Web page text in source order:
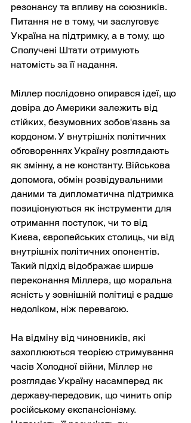
резонансу та впливу на союзників.
Питання не в тому, чи заслуговує
Україна на підтримку, а в тому, що
Сполучені Штати отримують
натомість за її надання.
Міллер послідовно опирався ідеї, що
довіра до Америки залежить від
стійких, безумовних зобов'язань за
кордоном. У внутрішніх політичних
обговореннях Україну розглядають
як змінну, а не константу. Військова
допомога, обмін розвідувальними
даними та дипломатична підтримка
позиціонуються як інструменти для
отримання поступок, чи то від
Києва, європейських столиць, чи від
внутрішніх політичних опонентів.
Такий підхід відображає ширше
переконання Міллера, що моральна
ясність у зовнішній політиці є радше
недоліком, ніж перевагою.
На відміну від чиновників, які
захоплюються теорією стримування
часів Холодної війни, Міллер не
розглядає Україну насамперед як
державу-передовик, що чинить опір
російському експансіонізму.